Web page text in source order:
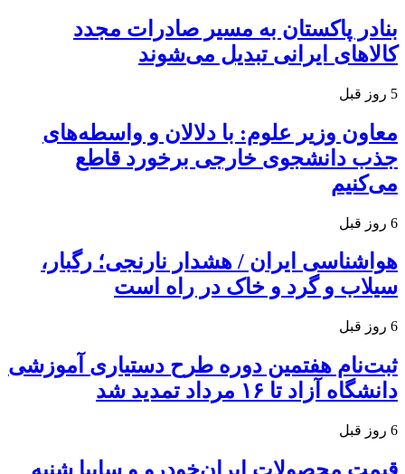
بنادر پاکستان به مسیر صادرات مجدد
کالاهای ایرانی تبدیل می‌شوند
5 روز قبل
معاون وزیر علوم: با دلالان و واسطه‌های
جذب دانشجوی خارجی برخورد قاطع
می‌کنیم
6 روز قبل
هواشناسی ایران / هشدار نارنجی؛ رگبار،
سیلاب و گرد و خاک در راه است
6 روز قبل
ثبت‌نام هفتمین دوره طرح دستیاری آموزشی
دانشگاه آزاد تا ۱۶ مرداد تمدید شد
6 روز قبل